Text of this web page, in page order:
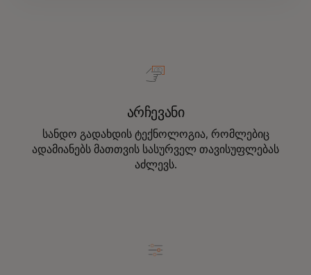
არჩევანი
სანდო გადახდის ტექნოლოგია, რომლებიც
ადამიანებს მათთვის სასურველ თავისუფლებას
აძლევს.